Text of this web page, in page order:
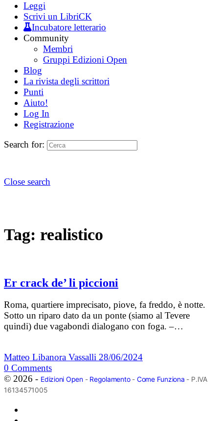
Leggi
Scrivi un LibriCK
Incubatore letterario
Community
Membri
Gruppi Edizioni Open
Blog
La rivista degli scrittori
Punti
Aiuto!
Log In
Registrazione
Search for:
Close search
Tag: realistico
Er crack de’ li piccioni
Roma, quartiere imprecisato, piove, fa freddo, è notte.
Sotto un riparo dato da un ponte (siamo al Tevere
quindi) due vagabondi dialogano con foga. –…
Matteo Libanora Vassalli 28/06/2024
0 Comments
© 2026 - Edizioni Open- Regolamento- Come Funziona - P.IVA
16134571005